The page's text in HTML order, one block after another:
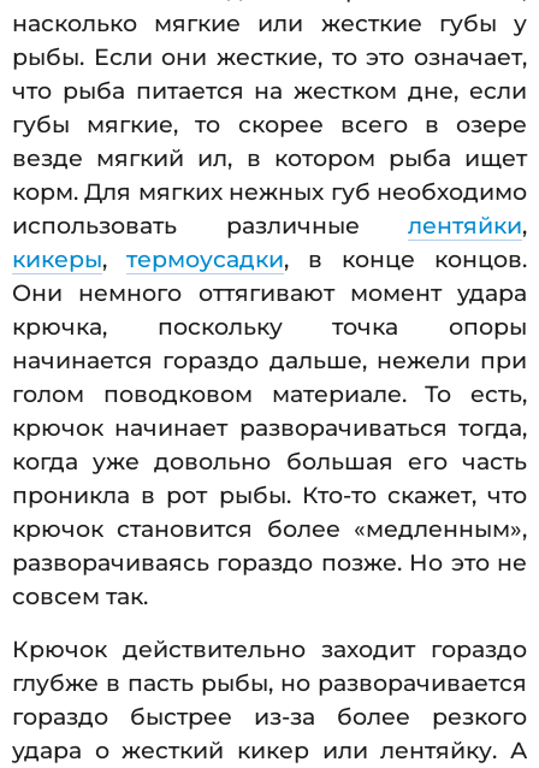
насколько мягкие или жесткие губы у
рыбы. Если они жесткие, то это означает,
что рыба питается на жестком дне, если
губы мягкие, то скорее всего в озере
везде мягкий ил, в котором рыба ищет
корм. Для мягких нежных губ необходимо
использовать различные лентяйки,
кикеры, термоусадки, в конце концов.
Они немного оттягивают момент удара
крючка, поскольку точка опоры
начинается гораздо дальше, нежели при
голом поводковом материале. То есть,
крючок начинает разворачиваться тогда,
когда уже довольно большая его часть
проникла в рот рыбы. Кто-то скажет, что
крючок становится более «медленным»,
разворачиваясь гораздо позже. Но это не
совсем так.
Крючок действительно заходит гораздо
глубже в пасть рыбы, но разворачивается
гораздо быстрее из-за более резкого
удара о жесткий кикер или лентяйку. А